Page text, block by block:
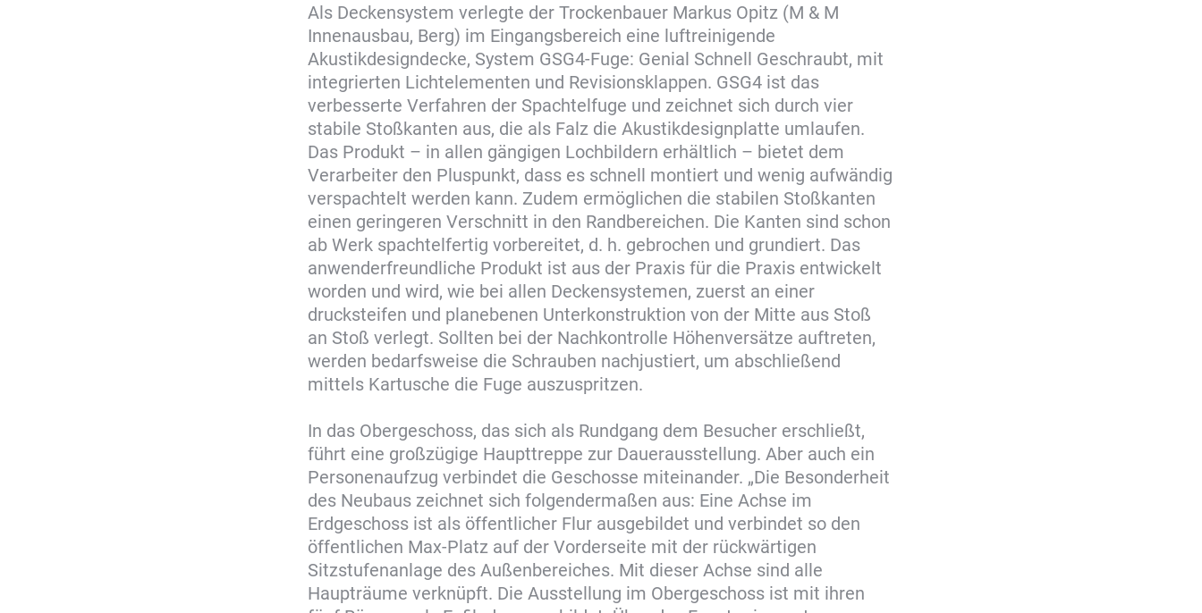
Als Deckensystem verlegte der Trockenbauer Markus Opitz (M & M
Innenausbau, Berg) im Eingangsbereich eine luftreinigende
Akustikdesigndecke, System GSG4-Fuge: Genial Schnell Geschraubt, mit
integrierten Lichtelementen und Revisionsklappen. GSG4 ist das
verbesserte Verfahren der Spachtelfuge und zeichnet sich durch vier
stabile Stoßkanten aus, die als Falz die Akustikdesignplatte umlaufen.
Das Produkt – in allen gängigen Lochbildern erhältlich – bietet dem
Verarbeiter den Pluspunkt, dass es schnell montiert und wenig aufwändig
verspachtelt werden kann. Zudem ermöglichen die stabilen Stoßkanten
einen geringeren Verschnitt in den Randbereichen. Die Kanten sind schon
ab Werk spachtelfertig vorbereitet, d. h. gebrochen und grundiert. Das
anwenderfreundliche Produkt ist aus der Praxis für die Praxis entwickelt
worden und wird, wie bei allen Deckensystemen, zuerst an einer
drucksteifen und planebenen Unterkonstruktion von der Mitte aus Stoß
an Stoß verlegt. Sollten bei der Nachkontrolle Höhenversätze auftreten,
werden bedarfsweise die Schrauben nachjustiert, um abschließend
mittels Kartusche die Fuge auszuspritzen.
In das Obergeschoss, das sich als Rundgang dem Besucher erschließt,
führt eine großzügige Haupttreppe zur Dauerausstellung. Aber auch ein
Personenaufzug verbindet die Geschosse miteinander. „Die Besonderheit
des Neubaus zeichnet sich folgendermaßen aus: Eine Achse im
Erdgeschoss ist als öffentlicher Flur ausgebildet und verbindet so den
öffentlichen Max-Platz auf der Vorderseite mit der rückwärtigen
Sitzstufenanlage des Außenbereiches. Mit dieser Achse sind alle
Haupträume verknüpft. Die Ausstellung im Obergeschoss ist mit ihren